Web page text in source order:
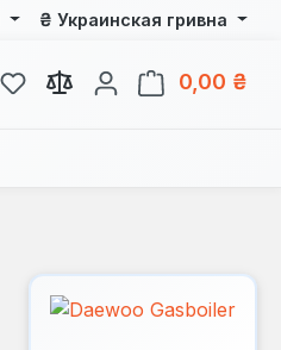
₴ Украинская гривна
У вас есть товары из
0,00 ₴